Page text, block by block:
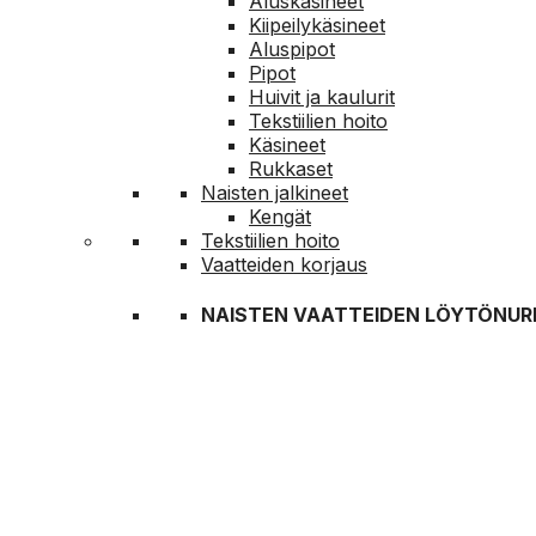
Kiipeilykäsineet
Aluspipot
Pipot
Huivit ja kaulurit
Tekstiilien hoito
Käsineet
Rukkaset
Naisten jalkineet
Kengät
Tekstiilien hoito
Vaatteiden korjaus
NAISTEN VAATTEIDEN